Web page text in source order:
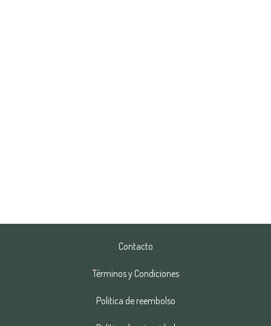
Contacto
Términos y Condiciones
Politica de reembolso